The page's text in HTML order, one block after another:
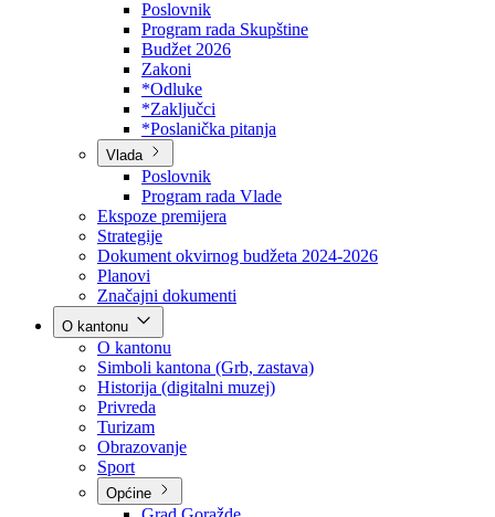
Skupština
Poslovnik
Program rada Skupštine
Budžet 2026
Zakoni
*Odluke
*Zaključci
*Poslanička pitanja
Vlada
Poslovnik
Program rada Vlade
Ekspoze premijera
Strategije
Dokument okvirnog budžeta 2024-2026
Planovi
Značajni dokumenti
O kantonu
O kantonu
Simboli kantona (Grb, zastava)
Historija (digitalni muzej)
Privreda
Turizam
Obrazovanje